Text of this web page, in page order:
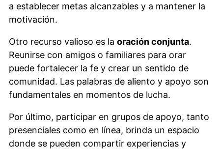
a establecer metas alcanzables y a mantener la
motivación.
Otro recurso valioso es la oración conjunta.
Reunirse con amigos o familiares para orar
puede fortalecer la fe y crear un sentido de
comunidad. Las palabras de aliento y apoyo son
fundamentales en momentos de lucha.
Por último, participar en grupos de apoyo, tanto
presenciales como en línea, brinda un espacio
donde se pueden compartir experiencias y